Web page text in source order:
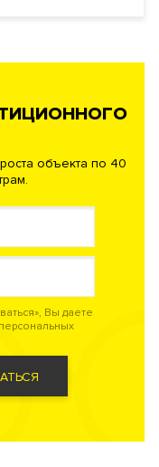
объекта по 40
Вы даете